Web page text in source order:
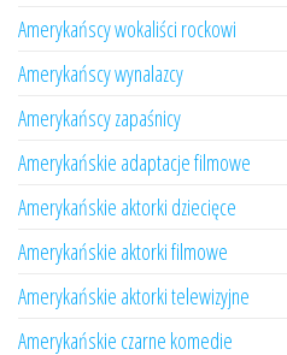
Amerykańscy wokaliści rockowi
Amerykańscy wynalazcy
Amerykańscy zapaśnicy
Amerykańskie adaptacje filmowe
Amerykańskie aktorki dziecięce
Amerykańskie aktorki filmowe
Amerykańskie aktorki telewizyjne
Amerykańskie czarne komedie